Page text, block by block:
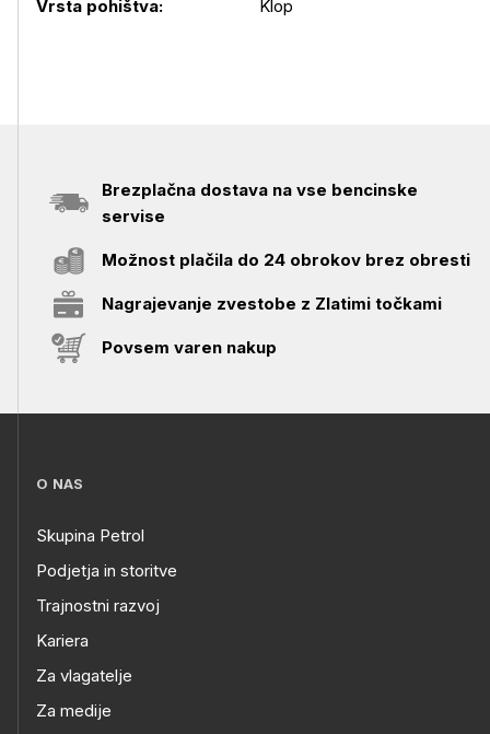
Vrsta pohištva: Klop
Brezplačna dostava na vse bencinske
servise
Možnost plačila do 24 obrokov brez obresti
Nagrajevanje zvestobe z Zlatimi točkami
Povsem varen nakup
O NAS
Skupina Petrol
Podjetja in storitve
Trajnostni razvoj
Kariera
Za vlagatelje
Za medije